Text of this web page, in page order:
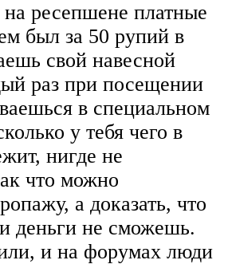
на ресепшене платные
был за 50 рупий в
свой навесной
раз при посещении
в специальном
у тебя чего в
нигде не
что можно
а доказать, что
деньги не сможешь.
и на форумах люди